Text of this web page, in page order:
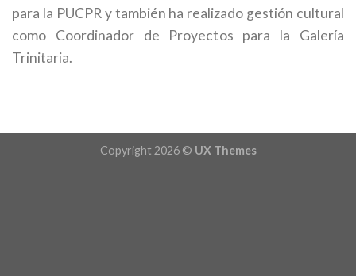
para la PUCPR y también ha realizado gestión cultural
como Coordinador de Proyectos para la Galería
Trinitaria.
Copyright 2026 © UX Themes